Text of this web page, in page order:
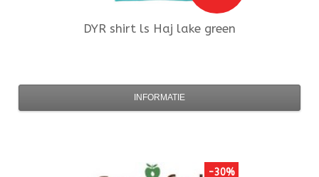
DYR shirt ls Haj lake green
INFORMATIE
-30%